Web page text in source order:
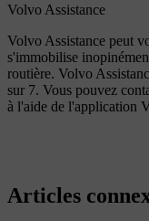
Volvo Assistance
Volvo Assistance peut
s'immobilise
routière. Volvo
sur 7. Vous pouvez
à l'aide de l'application
Articles